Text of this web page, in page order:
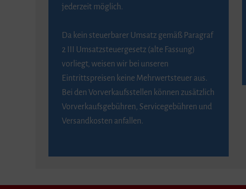
jederzeit möglich.
Da kein steuerbarer Umsatz gemäß Paragraf
2 III Umsatzsteuergesetz (alte Fassung)
vorliegt, weisen wir bei unseren
Eintrittspreisen keine Mehrwertsteuer aus.
Bei den Vorverkaufsstellen können zusätzlich
Vorverkaufsgebühren, Servicegebühren und
Versandkosten anfallen.